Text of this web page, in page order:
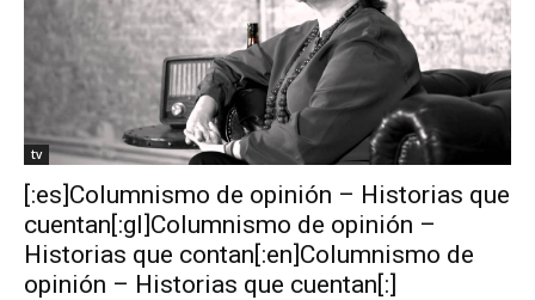
tv
[:es]Columnismo de opinión – Historias que
cuentan[:gl]Columnismo de opinión –
Historias que contan[:en]Columnismo de
opinión – Historias que cuentan[:]